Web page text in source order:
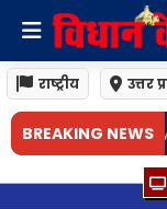
राष्ट्रीय उत्तर
BREAKING NEWS
ने जारी किया येलो अलर्ट